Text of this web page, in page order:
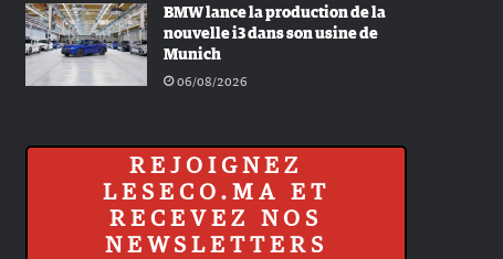
BMW lance la production de la
nouvelle i3 dans son usine de
Munich
06/08/2026
REJOIGNEZ
LESECO.MA ET
RECEVEZ NOS
NEWSLETTERS